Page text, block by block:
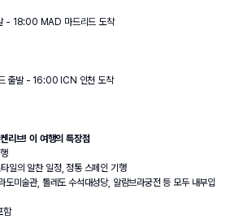
- 18:00 MAD 마드리드 도착
출발 - 16:00 ICN 인천 도착
리브! 이 여행의 특장점
일의 알찬 일정, 정통 스페인 기행
도미술관, 톨레도 수석대성당, 알람브라궁전 등 모두 내부입
함